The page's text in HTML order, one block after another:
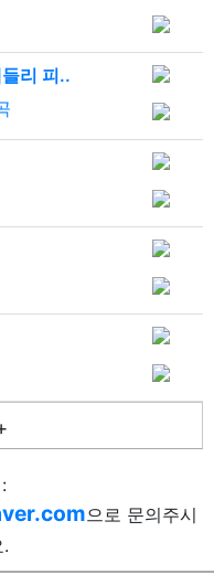
리 피..
으로 문의주시